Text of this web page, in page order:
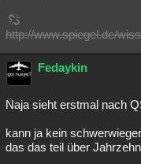
http://www.spiegel.de/
Fedaykin
Naja sieht erstmal nach
kann ja kein
das das teil über